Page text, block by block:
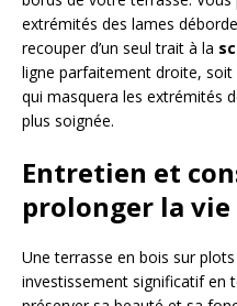
extrémités des lames
recouper d’un seul trait à la
ligne parfaitement droite, soit
qui masquera les extrémités
plus soignée.
Entretien et
prolonger la
Une terrasse en bois sur
investissement significatif en